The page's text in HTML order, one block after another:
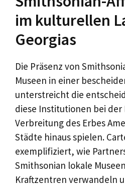
im kulturellen
Georgias
Die Präsenz von
Museen in einer
unterstreicht die
diese Institutionen bei der
Verbreitung des Erbes
Städte hinaus spielen.
exemplifiziert, wie
Smithsonian lokale
Kraftzentren verwandeln